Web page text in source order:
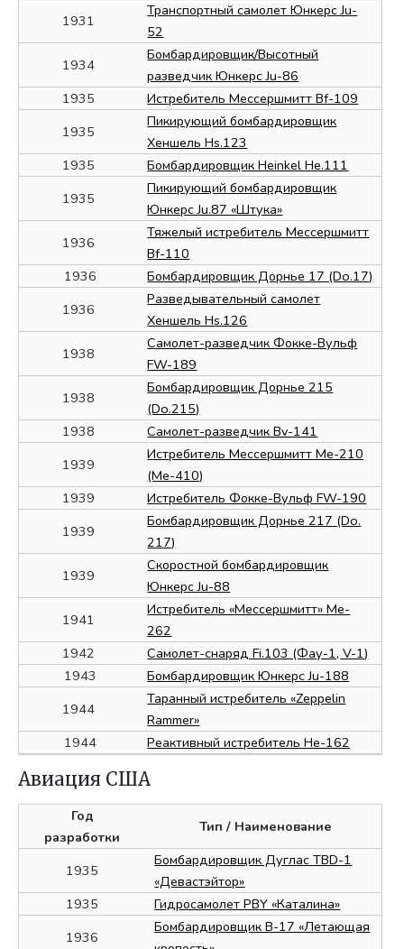
1931
Транспортный самолет Юнкерс Ju-
52
1934
Бомбардировщик/Высотный
разведчик Юнкерс Ju-86
1935
Истребитель Мессершмитт Bf-109
1935
Пикирующий бомбардировщик
Хеншель Hs.123
1935
Бомбардировщик Heinkel He.111
1935
Пикирующий бомбардировщик
Юнкерс Ju.87 «Штука»
1936
Тяжелый истребитель Мессершмитт
Bf-110
1936
Бомбардировщик Дорнье 17 (Do.17)
1936
Разведывательный самолет
Хеншель Hs.126
1938
Самолет-разведчик Фокке-Вульф
FW-189
1938
Бомбардировщик Дорнье 215
(Do.215)
1938
Самолет-разведчик Bv-141
1939
Истребитель Мессершмитт Me-210
(Me-410)
1939
Истребитель Фокке-Вульф FW-190
1939
Бомбардировщик Дорнье 217 (Do.
217)
1939
Скоростной бомбардировщик
Юнкерс Ju-88
1941
Истребитель «Мессершмитт» Me-
262
1942
Самолет-снаряд Fi.103 (Фау-1, V-1)
1943
Бомбардировщик Юнкерс Ju-188
1944
Таранный истребитель «Zeppelin
Rammer»
1944
Реактивный истребитель He-162
Авиация США
Год
разработки
Тип / Наименование
1935
Бомбардировщик Дуглас TBD-1
«Девастэйтор»
1935
Гидросамолет PBY «Каталина»
1936
Бомбардировщик B-17 «Летающая